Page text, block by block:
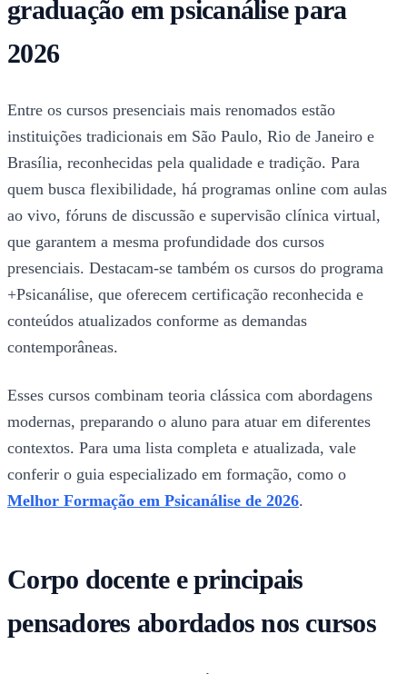
graduação em psicanálise para
2026
Entre os cursos presenciais mais renomados estão
instituições tradicionais em São Paulo, Rio de Janeiro e
Brasília, reconhecidas pela qualidade e tradição. Para
quem busca flexibilidade, há programas online com aulas
ao vivo, fóruns de discussão e supervisão clínica virtual,
que garantem a mesma profundidade dos cursos
presenciais. Destacam-se também os cursos do programa
+Psicanálise, que oferecem certificação reconhecida e
conteúdos atualizados conforme as demandas
contemporâneas.
Esses cursos combinam teoria clássica com abordagens
modernas, preparando o aluno para atuar em diferentes
contextos. Para uma lista completa e atualizada, vale
conferir o guia especializado em formação, como o
Melhor Formação em Psicanálise de 2026.
Corpo docente e principais
pensadores abordados nos cursos